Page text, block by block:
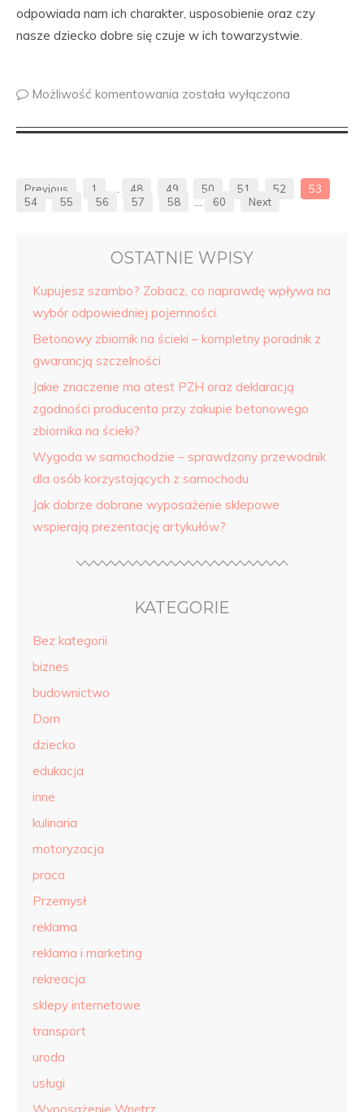
odpowiada nam ich charakter, usposobienie oraz czy
nasze dziecko dobre się czuje w ich towarzystwie.
Możliwość komentowania została wyłączona
Previous 1 48 49 50 51 52
53
54
55 56 57 58 60 Next
OSTATNIE WPISY
Kupujesz szambo? Zobacz, co naprawdę wpływa na
wybór odpowiedniej pojemności.
Betonowy zbiornik na ścieki – kompletny poradnik z
gwarancją szczelności
Jakie znaczenie ma atest PZH oraz deklaracją
zgodności producenta przy zakupie betonowego
zbiornika na ścieki?
Wygoda w samochodzie – sprawdzony przewodnik
dla osób korzystających z samochodu
Jak dobrze dobrane wyposażenie sklepowe
wspierają prezentację artykułów?
KATEGORIE
Bez kategorii
biznes
budownictwo
Dom
dziecko
edukacja
inne
kulinaria
motoryzacja
praca
Przemysł
reklama
reklama i marketing
rekreacja
sklepy internetowe
transport
uroda
usługi